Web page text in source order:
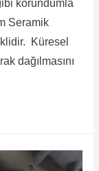
korundumla
Seramik
Küresel
dağılmasını